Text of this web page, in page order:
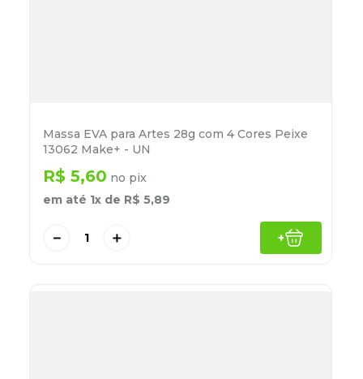
Massa EVA para Artes 28g com 4 Cores Peixe
13062 Make+ - UN
R$ 5,60 no pix
em até 1x de R$ 5,89
＋
－ +